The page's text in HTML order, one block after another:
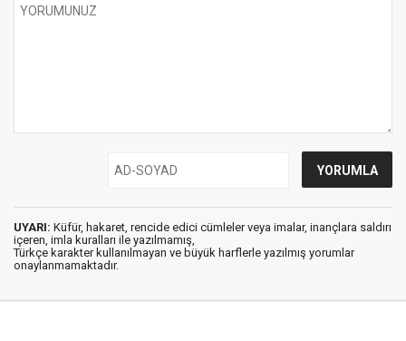
UYARI: Küfür, hakaret, rencide edici cümleler veya imalar, inançlara saldırı
içeren, imla kuralları ile yazılmamış,
Türkçe karakter kullanılmayan ve büyük harflerle yazılmış yorumlar
onaylanmamaktadır.